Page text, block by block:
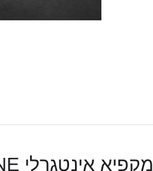
מקפיא אינטגרלי S8F174NE